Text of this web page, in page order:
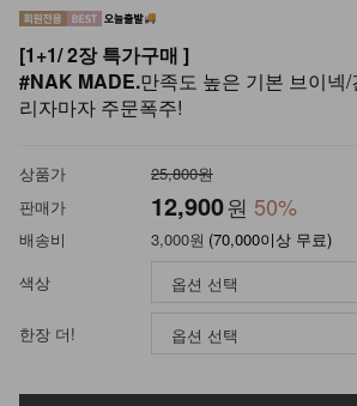
[1+1/ 2장 특가구매 ]
#NAK MADE.만족도 높은 기본 브이넥
리자마자 주문폭주!
상품가
25,800원
판매가
12,900원 50%
배송비 3,000원 (70,000이상 무료)
색상
한장 더!